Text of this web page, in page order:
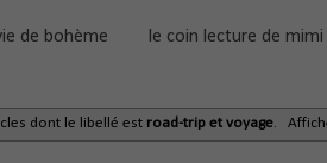
de bohème le coin lecture de mimi
dont le libellé est road-trip et voyage.